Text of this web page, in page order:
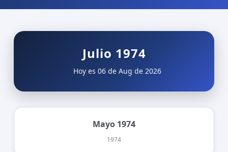
Julio 1974
Hoy es 06 de Aug de 2026
Mayo 1974
1974